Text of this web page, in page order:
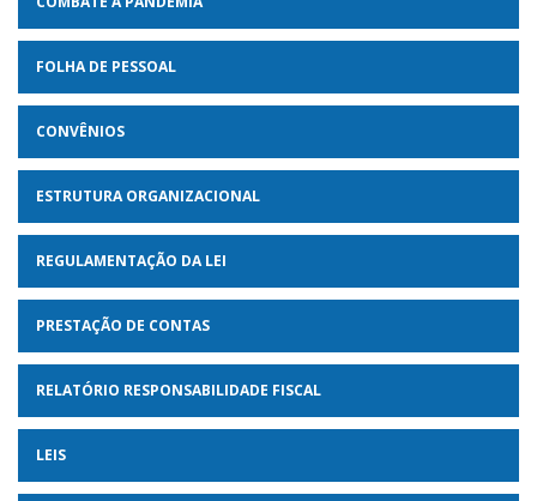
FOLHA DE PESSOAL
CONVÊNIOS
ESTRUTURA ORGANIZACIONAL
REGULAMENTAÇÃO DA LEI
PRESTAÇÃO DE CONTAS
RELATÓRIO RESPONSABILIDADE FISCAL
LEIS